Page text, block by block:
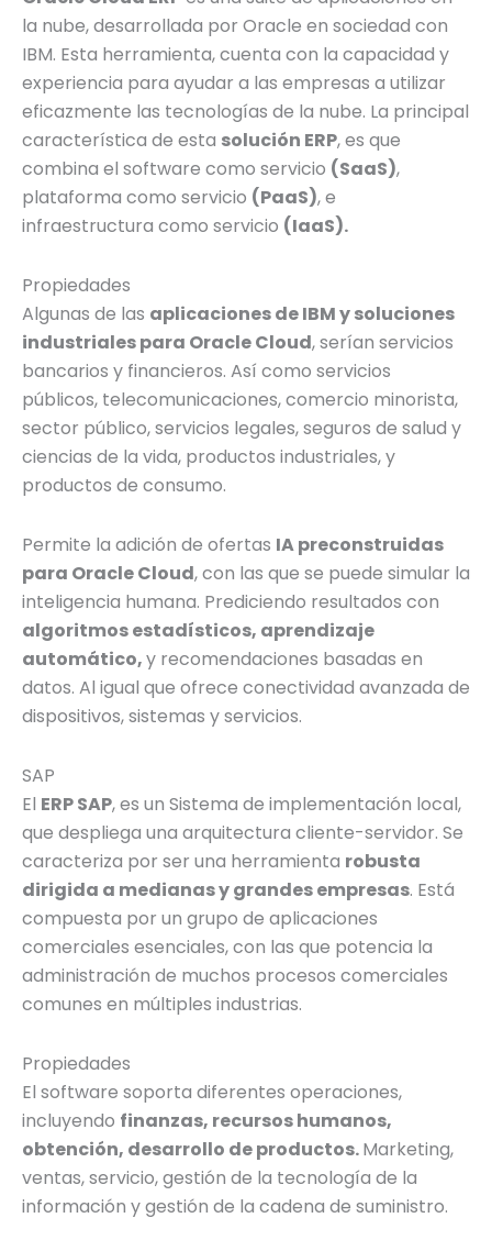
la nube, desarrollada por Oracle en sociedad con
IBM. Esta herramienta, cuenta con la capacidad y
experiencia para ayudar a las empresas a utilizar
eficazmente las tecnologías de la nube. La principal
característica de esta solución ERP, es que
combina el software como servicio (SaaS),
plataforma como servicio (PaaS), e
infraestructura como servicio (IaaS).
Propiedades
Algunas de las aplicaciones de IBM y soluciones
industriales para Oracle Cloud, serían servicios
bancarios y financieros. Así como servicios
públicos, telecomunicaciones, comercio minorista,
sector público, servicios legales, seguros de salud y
ciencias de la vida, productos industriales, y
productos de consumo.
Permite la adición de ofertas IA preconstruidas
para Oracle Cloud, con las que se puede simular la
inteligencia humana. Prediciendo resultados con
algoritmos estadísticos, aprendizaje
automático,y recomendaciones basadas en
datos. Al igual que ofrece conectividad avanzada de
dispositivos, sistemas y servicios.
SAP
El ERP SAP, es un Sistema de implementación local,
que despliega una arquitectura cliente-servidor. Se
caracteriza por ser una herramienta robusta
dirigida a medianas y grandes empresas. Está
compuesta por un grupo de aplicaciones
comerciales esenciales, con las que potencia la
administración de muchos procesos comerciales
comunes en múltiples industrias.
Propiedades
El software soporta diferentes operaciones,
incluyendo finanzas, recursos humanos,
obtención, desarrollo de productos.Marketing,
ventas, servicio, gestión de la tecnología de la
información y gestión de la cadena de suministro.